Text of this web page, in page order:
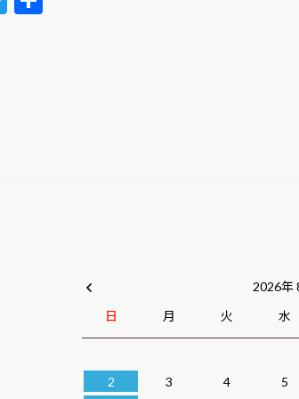
w
2026年
日
月 火 水
2
3 4 5